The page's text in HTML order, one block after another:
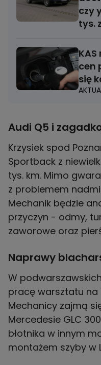
czy
tys.
cen
się
Audi Q5 i
Krzysiek spod
Sportback z
tys. km. Mimo
z problemem
Mechanik będzie
przyczyn - odmy,
zaworowe oraz
Naprawy
W
pracę warsztatu na
Mechanicy zajmą
Mercedesie GLC
błotnika w innym
montażem szyby w